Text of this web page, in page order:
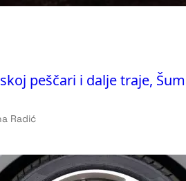
peščari i dalje traje,
Radić